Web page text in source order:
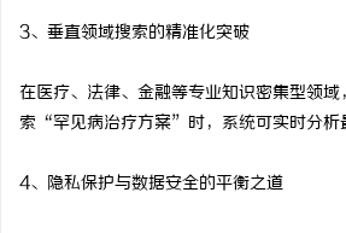
3、垂直领域搜索的精准化突破
在医疗、法律、金融等专业知识密集型领
索“罕见病治疗方案”时，系统可实时分析
4、隐私保护与数据安全的平衡之道